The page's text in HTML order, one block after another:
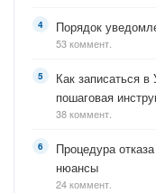
Порядок
53 коммент.
Как записаться
пошаговая
38 коммент.
Процедура
нюансы
24 коммент.